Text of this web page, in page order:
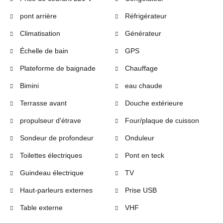
pont arrière
Climatisation
Échelle de bain
Plateforme de baignade
Bimini
Terrasse avant
propulseur d'étrave
Sondeur de profondeur
Toilettes électriques
Guindeau électrique
Haut-parleurs externes
Table externe
Réfrigérateur
Générateur
GPS
Chauffage
eau chaude
Douche extérieure
Four/plaque de cuisson
Onduleur
Pont en teck
TV
Prise USB
VHF